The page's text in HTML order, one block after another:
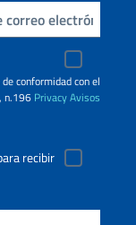
conformidad con el
n.196 PrivacyAvisos
recibir